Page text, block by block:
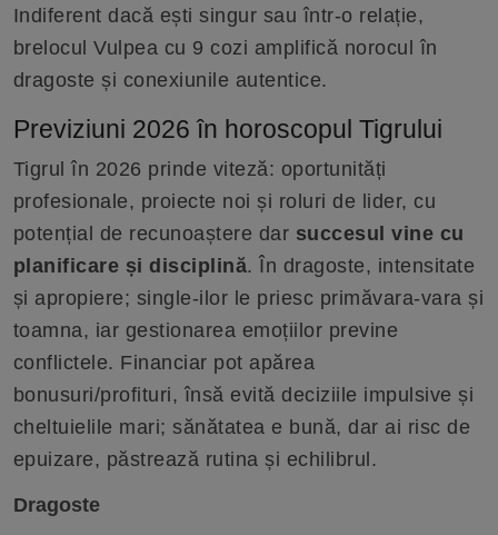
Indiferent dacă ești singur sau într-o relație,
brelocul Vulpea cu 9 cozi amplifică norocul în
dragoste și conexiunile autentice.
Previziuni 2026 în horoscopul Tigrului
Tigrul în 2026 prinde viteză: oportunități
profesionale, proiecte noi și roluri de lider, cu
potențial de recunoaștere dar succesul vine cu
planificare și disciplină. În dragoste, intensitate
și apropiere; single-ilor le priesc primăvara-vara și
toamna, iar gestionarea emoțiilor previne
conflictele. Financiar pot apărea
bonusuri/profituri, însă evită deciziile impulsive și
cheltuielile mari; sănătatea e bună, dar ai risc de
epuizare, păstrează rutina și echilibrul.
Dragoste